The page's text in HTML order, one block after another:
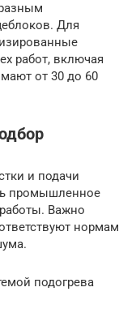
Для
работ, включая
от 30 до 60
и подачи
промышленное
Важно
нормам
подогрева